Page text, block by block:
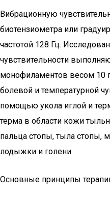
Вибрационную
биотензиометра или
частотой 128 Гц.
чувствительности
монофиламентов весом 10
болевой и температурной
помощью укола иглой и
терма в области кожи
пальца стопы, тыла стопы,
лодыжки и голени.
Основные принципы